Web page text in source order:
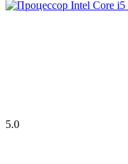
5.0